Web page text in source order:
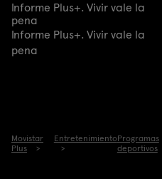
Informe Plus+. Vivir vale la
pena
Informe Plus+. Vivir vale la
pena
Movistar
Plus
EntretenimientoProgramas
deportivos